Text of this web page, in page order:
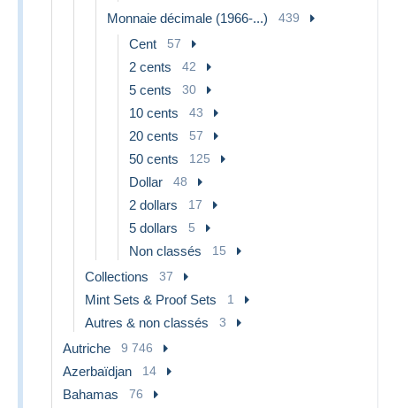
Monnaie décimale (1966-...) 439
Cent 57
2 cents 42
5 cents 30
10 cents 43
20 cents 57
50 cents 125
Dollar 48
2 dollars 17
5 dollars 5
Non classés 15
Collections 37
Mint Sets & Proof Sets 1
Autres & non classés 3
Autriche 9 746
Azerbaïdjan 14
Bahamas 76